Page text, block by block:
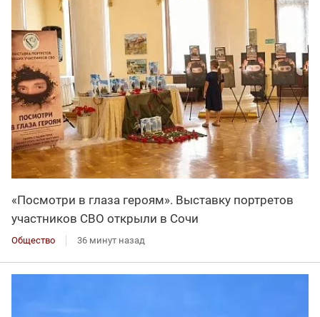
«Посмотри в глаза героям». Выставку портретов
участников СВО открыли в Сочи
Общество 36 минут назад